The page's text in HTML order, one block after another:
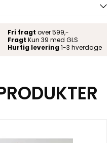
Fri fragt over 599,-
Fragt Kun 39 med GLS
Hurtig levering 1-3 hverdage